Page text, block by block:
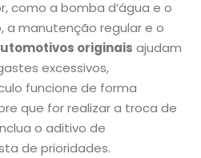
como a bomba d’água e o
a manutenção regular e o
originais ajudam
excessivos,
funcione de forma
que for realizar a troca de
o aditivo de
de prioridades.